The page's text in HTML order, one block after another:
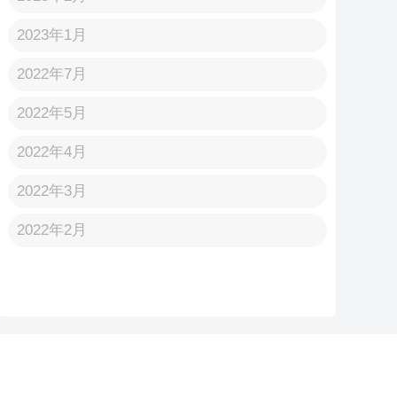
2023年1月
2022年7月
2022年5月
2022年4月
2022年3月
2022年2月